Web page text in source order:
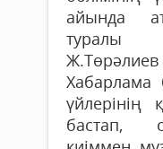
айында
туралы
Ж.Төрәлиев
Хабарлама
үйлерінің
бастап,